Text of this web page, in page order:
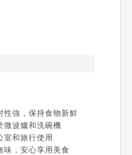
性強，保持食物新鮮
微波爐和洗碗機
室和旅行使用
味，安心享用美食